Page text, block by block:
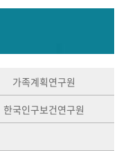
가족계획연구원
한국인구보건연구원